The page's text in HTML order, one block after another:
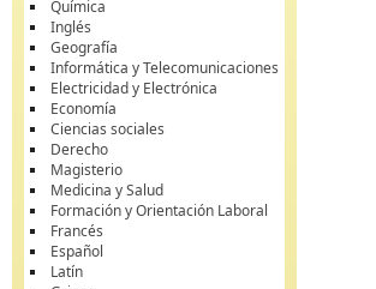
Química
Inglés
Geografía
Informática y Telecomunicaciones
Electricidad y Electrónica
Economía
Ciencias sociales
Derecho
Magisterio
Medicina y Salud
Formación y Orientación Laboral
Francés
Español
Latín